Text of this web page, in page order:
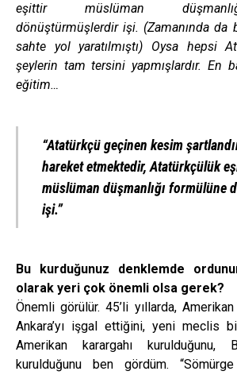
eşittir müslüman
dönüştürmüşlerdir işi. (Zamanında da
sahte yol yaratılmıştı) Oysa hepsi
şeylerin tam tersini yapmışlardır. En
eğitim…
“Atatürkçü geçinen kesim
hareket etmektedir, Atatürkçülük
müslüman düşmanlığı formülüne
işi.”
Bu kurduğunuz denklemde
olarak yeri çok önemli olsa gerek?
Önemli görülür. 45’li yıllarda,
Ankara’yı işgal ettiğini, yeni meclis
Amerikan karargahı kurulduğunu,
kurulduğunu ben gördüm.